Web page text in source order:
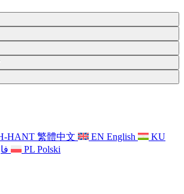
Przeglądu
recenzentów
z niezależnego przeglądu
pytania
informacji zwrotnych przez rodzinę
Przeglądu
recenzentów
i obowiązków
dla rodzin
rodzin
Przeglądu
recenzentów
rodzin
zakresie oceny macierzyństwa
z niezależnego przeglądu
z niezależnego przeglądu
Wsparcia Psychologicznego
kryzysowych związanych ze
Nottingham
HANT 繁體中文 EN English
KU
PL Polski